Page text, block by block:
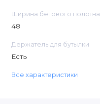
Ширина бегового полотна
48
Держатель для бутылки
Есть
Все характеристики